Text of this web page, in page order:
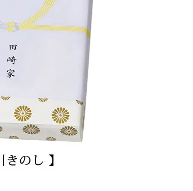
いずれかに該当する場合を
ざいません。
。
、財産などの重大な利益を
て、お客様ご本人の同意を
委託先に対して、お客様の
な範囲内において委託する
対してお客様の個人情報の
督を行います。
囲で業務を委託する協力会
個人情報の管理を求めたう
ことがあります。なお、当
問い合わせ対応歴などのお
された個人情報を、第三者
は禁止されております。